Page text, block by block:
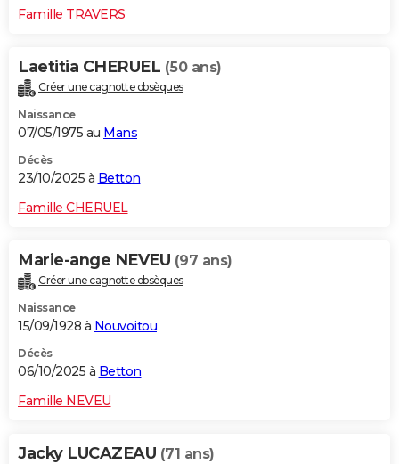
Famille TRAVERS
Laetitia CHERUEL (50 ans)
Créer une cagnotte obsèques
Naissance
07/05/1975 au Mans
Décès
23/10/2025 à Betton
Famille CHERUEL
Marie-ange NEVEU (97 ans)
Créer une cagnotte obsèques
Naissance
15/09/1928 à Nouvoitou
Décès
06/10/2025 à Betton
Famille NEVEU
Jacky LUCAZEAU (71 ans)